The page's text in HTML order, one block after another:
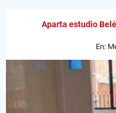
Aparta estudio
En: